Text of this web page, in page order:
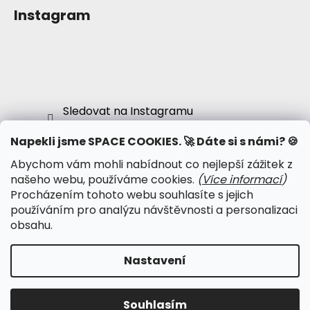
Napekli jsme SPACE COOKIES. 🚀 Dáte si s námi? 🍪
Abychom vám mohli nabídnout co nejlepší zážitek z
našeho webu, používáme cookies. (Více informací)
Procházením tohoto webu souhlasíte s jejich
používáním pro analýzu návštěvnosti a personalizaci
obsahu.
Nastavení
Souhlasím
Instagram
Sledovat na Instagramu
● Obchodní podmínky
● Podmínky ochrany osobních údajů
● Kalendář psy-událostí
Vytvořil Shoptet
Copyright 2026Psychonautika.cz. Všechna práva